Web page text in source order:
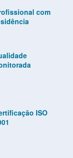
com
ISO